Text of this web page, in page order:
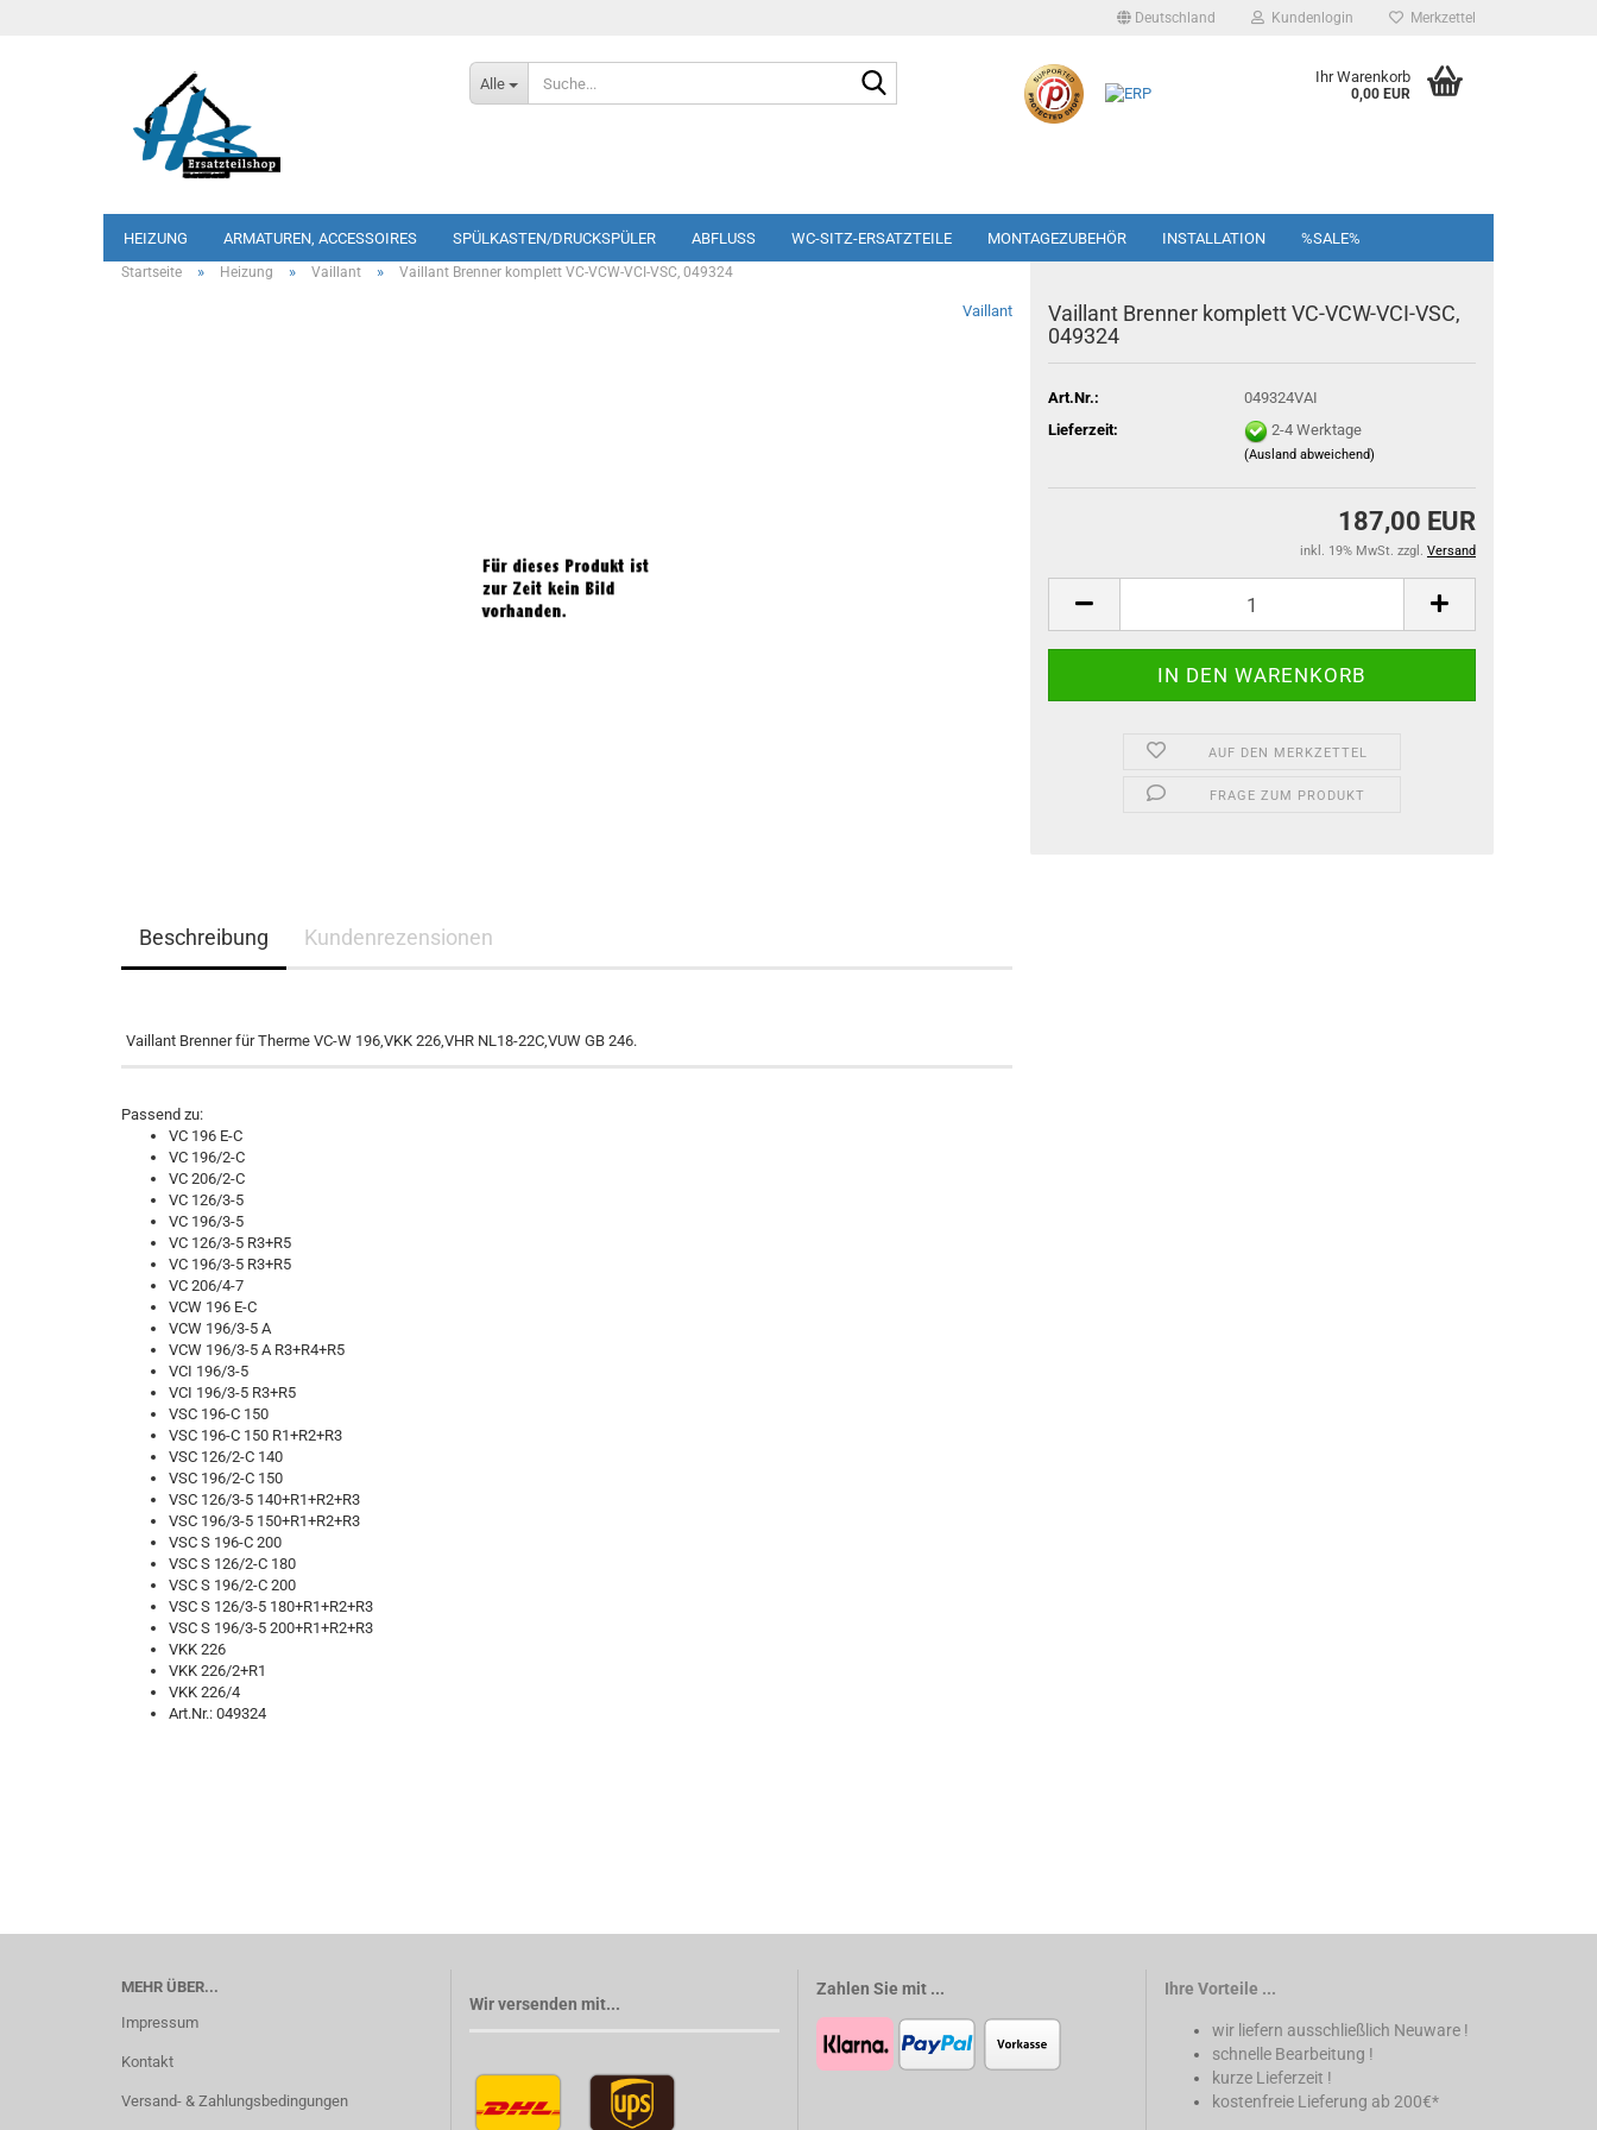
Deutschland Kundenlogin Merkzettel
Alle Ihr Warenkorb
0,00 EUR
HEIZUNG ARMATUREN, ACCESSOIRES SPÜLKASTEN/DRUCKSPÜLER ABFLUSS WC-SITZ-ERSATZTEILE MONTAGEZUBEHÖR INSTALLATION %SALE%
Startseite » Heizung » Vaillant » Vaillant Brenner komplett VC-VCW-VCI-VSC, 049324
Vaillant
Vaillant Brenner komplett VC-VCW-VCI-VSC,
049324
Art.Nr.:
049324VAI
Lieferzeit:
2-4 Werktage
(Ausland abweichend)
187,00 EUR
inkl. 19% MwSt. zzgl. Versand
AUF DEN MERKZETTEL
FRAGE ZUM PRODUKT
Beschreibung Kundenrezensionen
Vaillant Brenner für Therme VC-W 196,VKK 226,VHR NL18-22C,VUW GB 246.
Passend zu:
VC 196 E-C
VC 196/2-C
VC 206/2-C
VC 126/3-5
VC 196/3-5
VC 126/3-5 R3+R5
VC 196/3-5 R3+R5
VC 206/4-7
VCW 196 E-C
VCW 196/3-5 A
VCW 196/3-5 A R3+R4+R5
VCI 196/3-5
VCI 196/3-5 R3+R5
VSC 196-C 150
VSC 196-C 150 R1+R2+R3
VSC 126/2-C 140
VSC 196/2-C 150
VSC 126/3-5 140+R1+R2+R3
VSC 196/3-5 150+R1+R2+R3
VSC S 196-C 200
VSC S 126/2-C 180
VSC S 196/2-C 200
VSC S 126/3-5 180+R1+R2+R3
VSC S 196/3-5 200+R1+R2+R3
VKK 226
VKK 226/2+R1
VKK 226/4
Art.Nr.: 049324
MEHR ÜBER...
Impressum
Kontakt
Versand- & Zahlungsbedingungen
Wir versenden mit...
Zahlen Sie mit ... Ihre Vorteile ...
wir liefern ausschließlich Neuware !
schnelle Bearbeitung !
kurze Lieferzeit !
kostenfreie Lieferung ab 200€*